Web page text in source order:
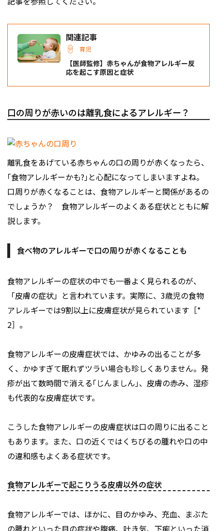
関連記事
育児
【医師監修】赤ちゃんが食物アレルギー反
応を起こす原因と症状
口の周りが赤いのは離乳食によるアレルギー？
離乳食をあげている赤ちゃんの口の周りが赤くなったら、
｢食物アレルギーかも?｣と心配になってしまいますよね。
口周りが赤くなることは、食物アレルギーと関係があるの
でしょうか？ 食物アレルギーのよくある症状とともに解
説します。
食べ物のアレルギーで口の周りが赤くなることも
食物アレルギーの症状の中でも一番よく見られるのが、
「皮膚の症状」と言われています。実際に、3歳児の食物
アレルギーでは9割以上に皮膚症状が見られています［*
2］。
食物アレルギーの皮膚症状では、かゆみの出ることが多
く、かゆすぎて眠れずツラい場合も珍しくありません。発
疹が出て数時間で消える｢じんましん｣、皮膚の赤み、湿疹
も代表的な皮膚症状です。
こうした食物アレルギーの皮膚症状は口の周りに出ること
もあります。また、口の近くではくちびるの腫れや口の中
の違和感もよくある症状です。
食物アレルギーで起こりうる皮膚以外の症状
食物アレルギーでは、ほかに、目のかゆみ、充血、まぶた
の腫れといった目の症状や腹痛、吐き気、下痢といった消